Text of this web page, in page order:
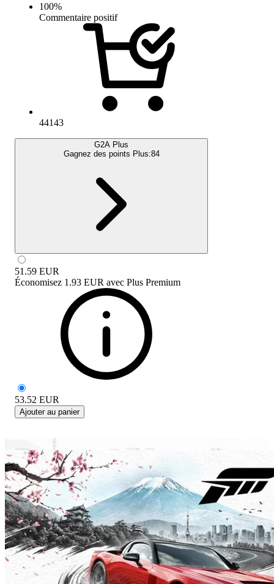
100%
Commentaire positif
44143
G2A Plus
Gagnez des points Plus:84
51.59 EUR
Économisez 1.93 EUR avec Plus Premium
53.52 EUR
Ajouter au panier